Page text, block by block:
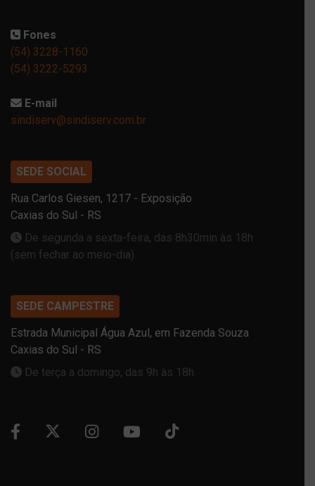
Fones
(54) 3228-1160
(54) 3222-5293
E-mail
sindiserv@sindiserv.com.br
SEDE SOCIAL
Rua Carlos Giesen, 1217 - Exposição
Caxias do Sul - RS
De segunda a sexta-feira, das 8h30min às 18h
(sem fechar ao meio-dia)
SEDE CAMPESTRE
Estrada Municipal Água Azul, em Fazenda Souza
Caxias do Sul - RS
De terça a domingo, das 9h às 18h